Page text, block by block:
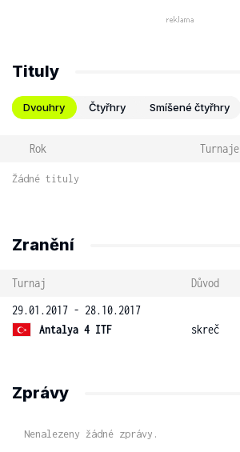
Tituly
Dvouhry Čtyřhry Smíšené čtyřhry
Rok Turnaje
Žádné tituly
Zranění
Turnaj
Důvod
29.01.2017 - 28.10.2017
Antalya 4 ITF
skreč
Zprávy
Nenalezeny žádné zprávy.